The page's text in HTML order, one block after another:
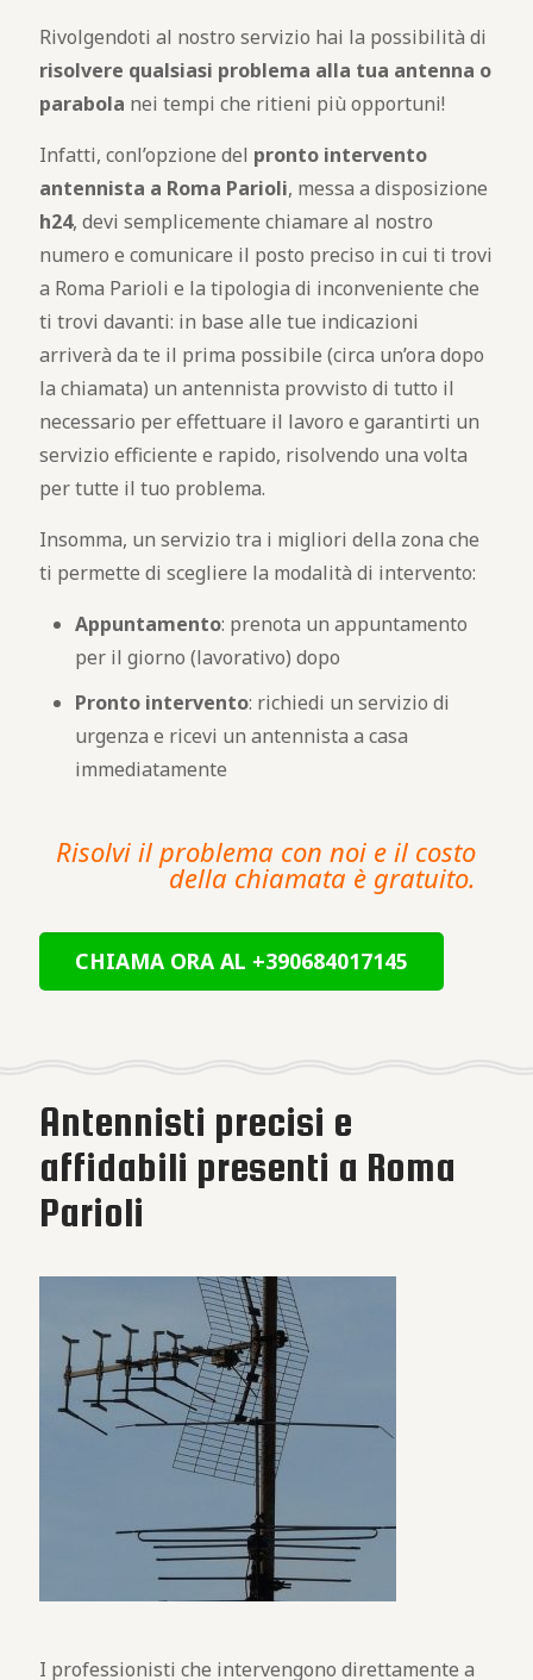
Rivolgendoti al nostro servizio hai la possibilità di
risolvere qualsiasi problema alla tua antenna o
parabola nei tempi che ritieni più opportuni!
Infatti, conl’opzione del pronto intervento
antennista a Roma Parioli, messa a disposizione
h24, devi semplicemente chiamare al nostro
numero e comunicare il posto preciso in cui ti trovi
a Roma Parioli e la tipologia di inconveniente che
ti trovi davanti: in base alle tue indicazioni
arriverà da te il prima possibile (circa un’ora dopo
la chiamata) un antennista provvisto di tutto il
necessario per effettuare il lavoro e garantirti un
servizio efficiente e rapido, risolvendo una volta
per tutte il tuo problema.
Insomma, un servizio tra i migliori della zona che
ti permette di scegliere la modalità di intervento:
Appuntamento: prenota un appuntamento
per il giorno (lavorativo) dopo
Pronto intervento: richiedi un servizio di
urgenza e ricevi un antennista a casa
immediatamente
Risolvi il problema con noi e il costo
della chiamata è gratuito.
CHIAMA ORA AL +390684017145
Antennisti precisi e
affidabili presenti a Roma
Parioli
I professionisti che intervengono direttamente a